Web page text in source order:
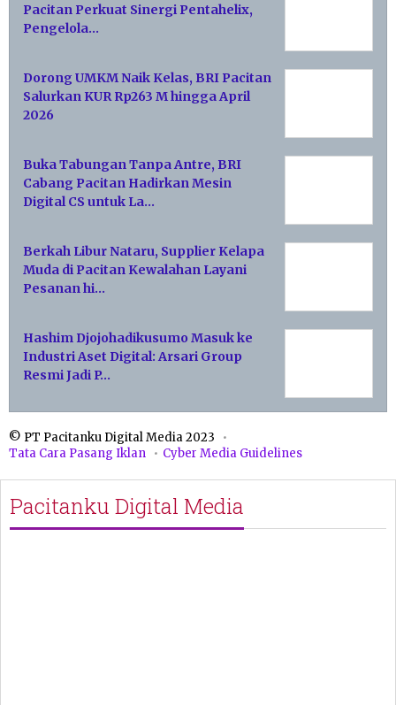
Pacitan Perkuat Sinergi Pentahelix,
Pengelola…
Dorong UMKM Naik Kelas, BRI Pacitan
Salurkan KUR Rp263 M hingga April
2026
Buka Tabungan Tanpa Antre, BRI
Cabang Pacitan Hadirkan Mesin
Digital CS untuk La…
Berkah Libur Nataru, Supplier Kelapa
Muda di Pacitan Kewalahan Layani
Pesanan hi…
Hashim Djojohadikusumo Masuk ke
Industri Aset Digital: Arsari Group
Resmi Jadi P…
© PT Pacitanku Digital Media 2023
Tata Cara Pasang Iklan
Cyber Media Guidelines
Pacitanku Digital Media